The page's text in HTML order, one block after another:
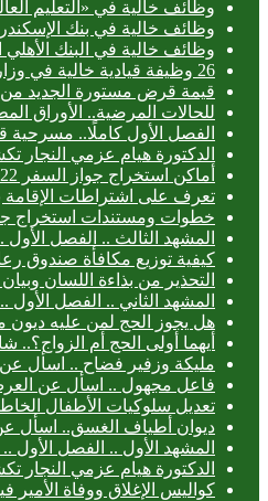
وظائف خالية في «التعليم
وظائف خالية في بنك
وظائف خالية في البنك
26 وظيفة قيادية خالية في وزارة التضامن الاجتماعي.. اعرف طريقة التقديم
قيمة قرض مستورة الجديد من
للحالات المرضية.. الأوراق
الفصل الأول كاملًا..
الدكتورة هيام عزمي
أماكن استخراج جواز السفر 2022 في القاهرة والجيزة
تعرف على اشتراطات الإقامة
خطوات ومستندات استخراج جواز السفر أول مرة
المشهد الثالث .. الفصل
كيفية توزيع مكافأة صندوق
التحذير من بذاءة اللسان
المشهد الثاني .. الفصل
هل يجوز الحج لمن عليه ديون
أيهما أولى الحج أم الزواج؟..
مليكة وزفير فضاح .. اسأل
فاعل مجهول .. اسأل عن
تعديل سلوكيات الأطفال
ديوان أطياف الغسق.. اسأل
المشهد الأول .. الفصل
الدكتورة هيام عزمي النجار
كواليس الإغلاق ووفاة الأمير